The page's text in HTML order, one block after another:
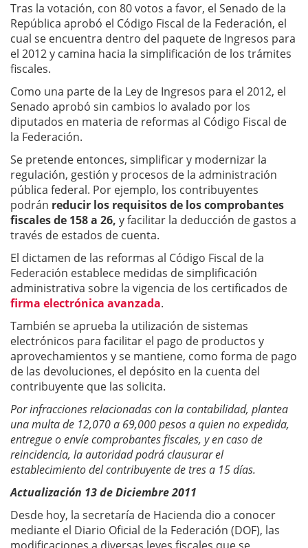
Tras la votación, con 80 votos a favor, el Senado de la
República aprobó el Código Fiscal de la Federación, el
cual se encuentra dentro del paquete de Ingresos para
el 2012 y camina hacia la simplificación de los trámites
fiscales.
Como una parte de la Ley de Ingresos para el 2012, el
Senado aprobó sin cambios lo avalado por los
diputados en materia de reformas al Código Fiscal de
la Federación.
Se pretende entonces, simplificar y modernizar la
regulación, gestión y procesos de la administración
pública federal. Por ejemplo, los contribuyentes
podrán reducir los requisitos de los comprobantes
fiscales de 158 a 26, y facilitar la deducción de gastos a
través de estados de cuenta.
El dictamen de las reformas al Código Fiscal de la
Federación establece medidas de simplificación
administrativa sobre la vigencia de los certificados de
firma electrónica avanzada.
También se aprueba la utilización de sistemas
electrónicos para facilitar el pago de productos y
aprovechamientos y se mantiene, como forma de pago
de las devoluciones, el depósito en la cuenta del
contribuyente que las solicita.
Por infracciones relacionadas con la contabilidad, plantea
una multa de 12,070 a 69,000 pesos a quien no expedida,
entregue o envíe comprobantes fiscales, y en caso de
reincidencia, la autoridad podrá clausurar el
establecimiento del contribuyente de tres a 15 días.
Actualización 13 de Diciembre 2011
Desde hoy, la secretaría de Hacienda dio a conocer
mediante el Diario Oficial de la Federación (DOF), las